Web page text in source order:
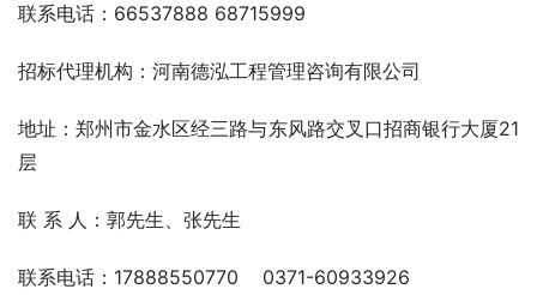
联系电话：66537888 68715999
招标代理机构：河南德泓工程管理咨询有限公司
地址：郑州市金水区经三路与东风路交叉口招商银行大厦21
层
联 系 人：郭先生、张先生
联系电话：17888550770    0371-60933926